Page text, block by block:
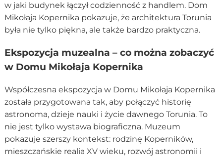
w jaki budynek łączył codzienność z handlem. Dom
Mikołaja Kopernika pokazuje, że architektura Torunia
była nie tylko piękna, ale także bardzo praktyczna.
Ekspozycja muzealna – co można zobaczyć
w Domu Mikołaja Kopernika
Współczesna ekspozycja w Domu Mikołaja Kopernika
została przygotowana tak, aby połączyć historię
astronoma, dzieje nauki i życie dawnego Torunia. To
nie jest tylko wystawa biograficzna. Muzeum
pokazuje szerszy kontekst: rodzinę Koperników,
mieszczańskie realia XV wieku, rozwój astronomii i